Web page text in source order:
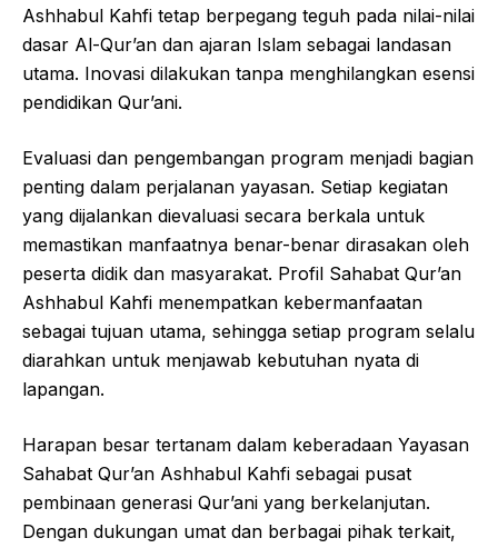
Ashhabul Kahfi tetap berpegang teguh pada nilai-nilai
dasar Al-Qur’an dan ajaran Islam sebagai landasan
utama. Inovasi dilakukan tanpa menghilangkan esensi
pendidikan Qur’ani.
Evaluasi dan pengembangan program menjadi bagian
penting dalam perjalanan yayasan. Setiap kegiatan
yang dijalankan dievaluasi secara berkala untuk
memastikan manfaatnya benar-benar dirasakan oleh
peserta didik dan masyarakat. Profil Sahabat Qur’an
Ashhabul Kahfi menempatkan kebermanfaatan
sebagai tujuan utama, sehingga setiap program selalu
diarahkan untuk menjawab kebutuhan nyata di
lapangan.
Harapan besar tertanam dalam keberadaan Yayasan
Sahabat Qur’an Ashhabul Kahfi sebagai pusat
pembinaan generasi Qur’ani yang berkelanjutan.
Dengan dukungan umat dan berbagai pihak terkait,